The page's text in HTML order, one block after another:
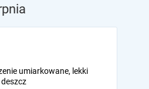
umiarkowane, lekki